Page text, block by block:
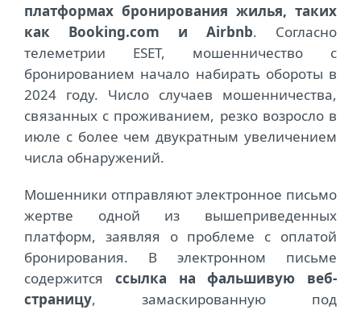
платформах бронирования жилья, таких
как Booking.com и Airbnb. Согласно
телеметрии ESET, мошенничество с
бронированием начало набирать обороты в
2024 году. Число случаев мошенничества,
связанных с проживанием, резко возросло в
июле с более чем двукратным увеличением
числа обнаружений.
Мошенники отправляют электронное письмо
жертве одной из вышеприведенных
платформ, заявляя о проблеме с оплатой
бронирования. В электронном письме
содержится ссылка на фальшивую веб-
страницу, замаскированную под